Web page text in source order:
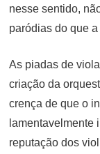
nesse sentido,
paródias do que
As piadas de
criação da
crença de que o
lamentavelmente
reputação dos